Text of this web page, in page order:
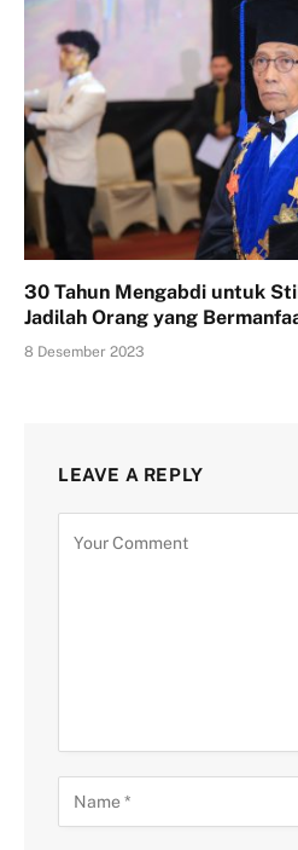
30 Tahun Mengabdi untuk
Jadilah Orang yang
8 Desember 2023
LEAVE A REPLY